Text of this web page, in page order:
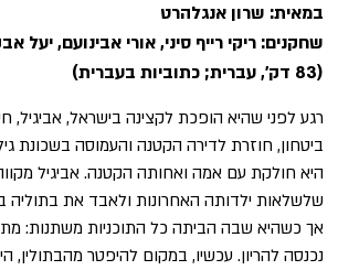
במאית: שרון אנגלהרט
שחקנים: ריקי רייף סיני, אורי אבינועם, יעל
(83 דק', עברית; כתוביות בעברית)
רגע לפני שהיא הופכת לקצינה בישראל, אביגיל,
ביטחון, חוזרת לדירה הקטנה והעמוסה בשכונת
היא חולקת עם אמה ואחותה הקטנה. אביגיל
שלשלאות ילדותה האחרונות ולאבד את בתוליה
אך כשהיא שבה הביתה כל התוכניות משתנות:
נכנסה להריון. עכשיו, במקום להיפטר מהבתולין,